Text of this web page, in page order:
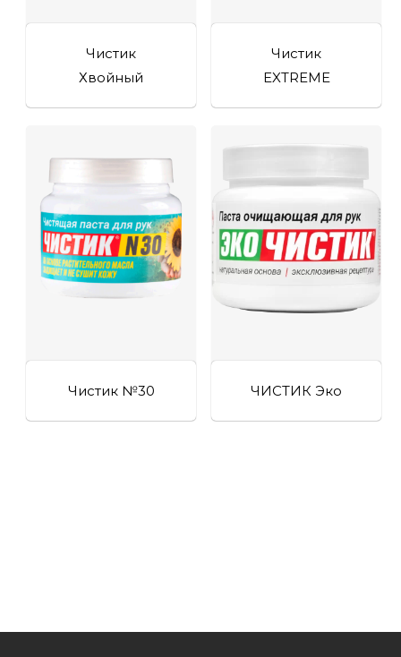
Чистик
Хвойный
Чистик
EXTREME
Чистик №30 ЧИСТИК Эко